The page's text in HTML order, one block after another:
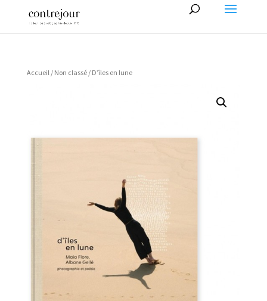
Accueil/ Non classé/ D’îles en lune